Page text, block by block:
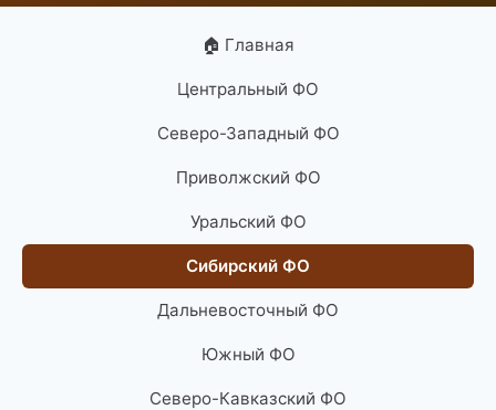
🏠 Главная
Центральный ФО
Северо-Западный ФО
Приволжский ФО
Уральский ФО
Сибирский ФО
Дальневосточный ФО
Южный ФО
Северо-Кавказский ФО